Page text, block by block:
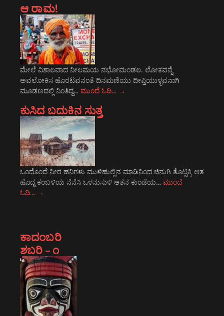
ಆ ರಾಮ!
ಮೇಲೆ ವಿಶಾಲವಾದ ನೀಲಮಯ ನಭೋಮಂಡಲ. ಲೋಕವನ್ನೆ
ಅವಲೋಕಿಸ ಹೊರಟವನಂತೆ ದಿನಮಣಿಯು ದೀಪ್ತಿಯುಳ್ಳವನಾಗಿ
ಮೂಡಣದಲ್ಲಿ ನಿಂತಿದ್ದ… ಮುಂದೆ ಓದಿ… →
ಕುಸಿದ ಬದುಕಿನ ಸುತ್ತ
ಒಂದೊಂದೆ ನೀರ ಹನಿಗಳು ಮುಳಿಹುಲ್ಲಿನ ಮಾಡಿನಿಂದ ಜಿನುಗಿ ತೊಟ್ಟಿಕ್ಕಿ ಆತ
ಹೊದ್ದ ಕಂಬಳಿಯ ನೆನೆಸಿ ಒಳನುಸುಳಿ ಆತನ ಕುಂಡೆಯ… ಮುಂದೆ
ಓದಿ… →
ಕಾದಂಬರಿ
ಶಬರಿ – ೧